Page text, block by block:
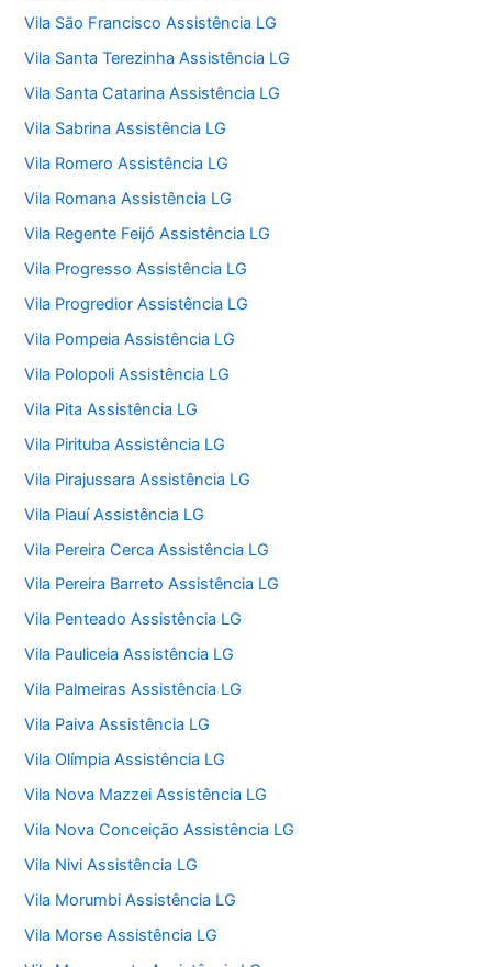
Vila São Francisco Assistência LG
Vila Santa Terezinha Assistência LG
Vila Santa Catarina Assistência LG
Vila Sabrina Assistência LG
Vila Romero Assistência LG
Vila Romana Assistência LG
Vila Regente Feijó Assistência LG
Vila Progresso Assistência LG
Vila Progredior Assistência LG
Vila Pompeia Assistência LG
Vila Polopoli Assistência LG
Vila Pita Assistência LG
Vila Pirituba Assistência LG
Vila Pirajussara Assistência LG
Vila Piauí Assistência LG
Vila Pereira Cerca Assistência LG
Vila Pereira Barreto Assistência LG
Vila Penteado Assistência LG
Vila Pauliceia Assistência LG
Vila Palmeiras Assistência LG
Vila Paiva Assistência LG
Vila Olímpia Assistência LG
Vila Nova Mazzei Assistência LG
Vila Nova Conceição Assistência LG
Vila Nivi Assistência LG
Vila Morumbi Assistência LG
Vila Morse Assistência LG